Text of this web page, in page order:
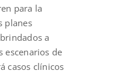
para la
planes
a
escenarios de
casos clínicos